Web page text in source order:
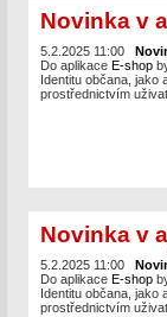
Novinka v
5.2.2025 11:00
Do aplikace E-shop
Identitu občana, jako
prostřednictvím
Novinka v
5.2.2025 11:00
Do aplikace E-shop
Identitu občana, jako
prostřednictvím